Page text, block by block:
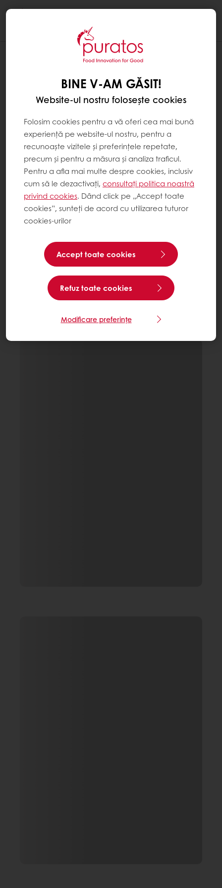
BINE V-AM GĂSIT!
Website-ul nostru folosește cookies
Folosim cookies pentru a vă oferi cea mai bună
experiență pe website-ul nostru, pentru a
recunoaște vizitele și preferințele repetate,
precum și pentru a măsura și analiza traficul.
Pentru a afla mai multe despre cookies, inclusiv
cum să le dezactivați, consultați politica noastră
privind cookies. Dând click pe „Accept toate
cookies”, sunteți de acord cu utilizarea tuturor
cookies-urilor
Accept toate cookies
Refuz toate cookies
Modificare preferințe